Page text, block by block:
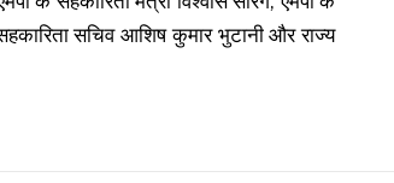
सचिव आशिष कुमार भुटानी और राज्य